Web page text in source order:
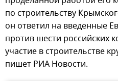
по строительству
он ответил на введенные
против шести
участие в строительстве
пишет РИА Новости.